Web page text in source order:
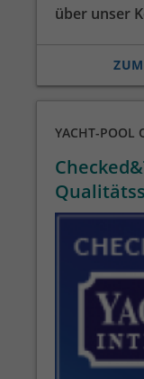
über unser
YACHT-POOL